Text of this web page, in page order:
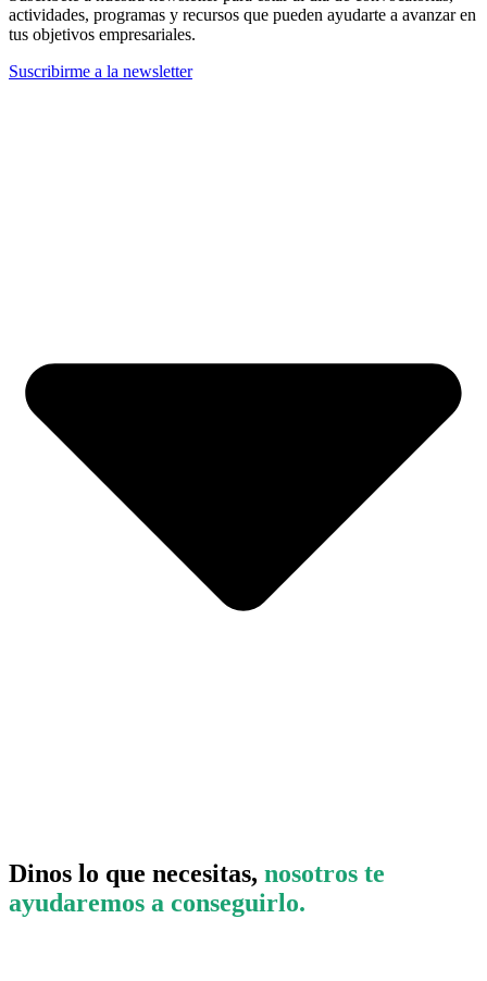
actividades, programas y recursos que pueden ayudarte a avanzar en
tus objetivos empresariales.
Suscribirme a la newsletter
Dinos lo que necesitas, nosotros te
ayudaremos a conseguirlo.